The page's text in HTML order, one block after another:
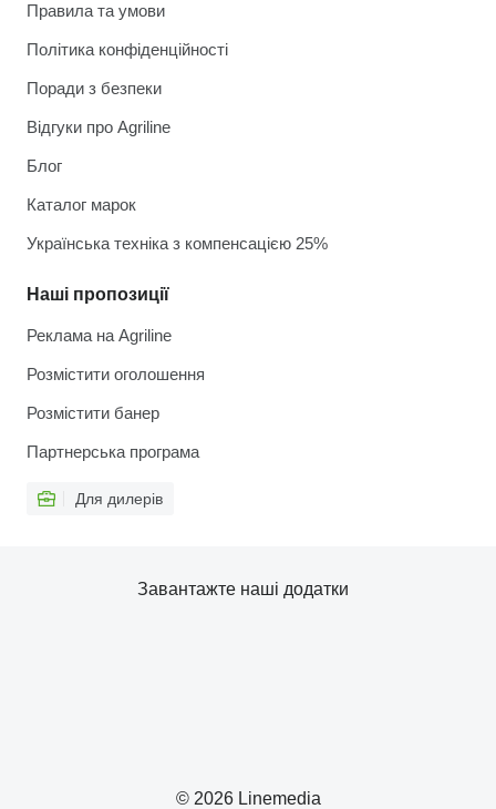
Правила та умови
Політика конфіденційності
Поради з безпеки
Відгуки про Agriline
Блог
Каталог марок
Українська техніка з компенсацією 25%
Наші пропозиції
Реклама на Agriline
Розмістити оголошення
Розмістити банер
Партнерська програма
Для дилерів
© 2026 Linemedia
Завантажте наші додатки